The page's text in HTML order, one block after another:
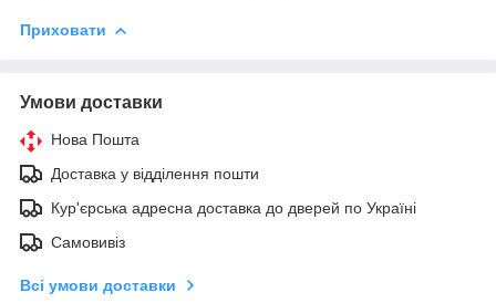
Приховати
Умови доставки
Нова Пошта
Доставка у відділення пошти
Кур'єрська адресна доставка до дверей по Україні
Самовивіз
Всі умови доставки